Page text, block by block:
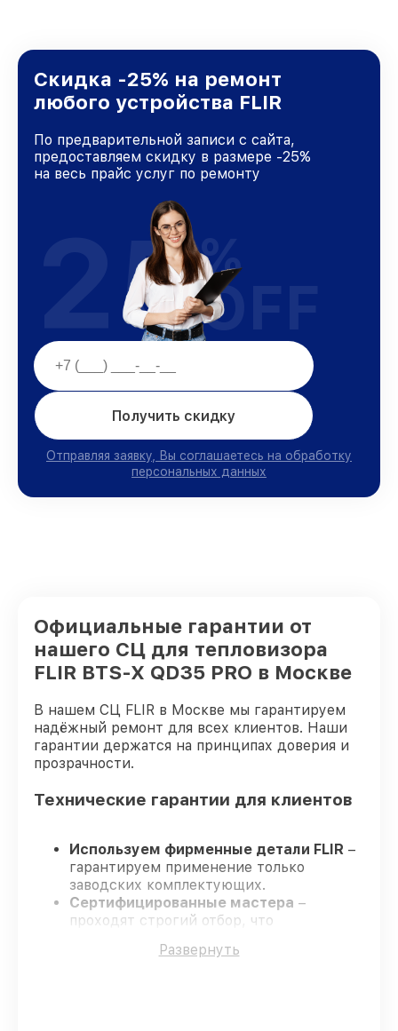
Скидка -25% на ремонт
любого устройства FLIR
По предварительной записи с сайта,
предоставляем скидку в размере -25%
на весь прайс услуг по ремонту
Получить скидку
Отправляя заявку, Вы соглашаетесь на обработку
персональных данных
25%
OFF
Официальные гарантии от
нашего СЦ для тепловизора
FLIR BTS-X QD35 PRO в Москве
В нашем СЦ FLIR в Москве мы гарантируем
надёжный ремонт для всех клиентов. Наши
гарантии держатся на принципах доверия и
прозрачности.
Технические гарантии для клиентов
Используем фирменные детали FLIR –
гарантируем применение только
заводских комплектующих.
Сертифицированные мастера –
проходят строгий отбор, что
Развернуть